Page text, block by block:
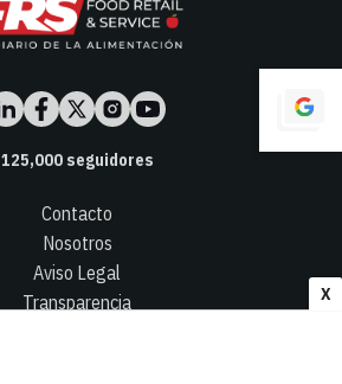
X
125,000seguidores
Contacto
Nosotros
Aviso Legal
Transparencia